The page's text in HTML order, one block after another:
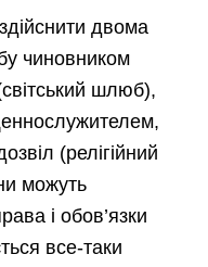
двома
чиновником
шлюб),
(релігійний
можуть
і обов’язки
все-таки